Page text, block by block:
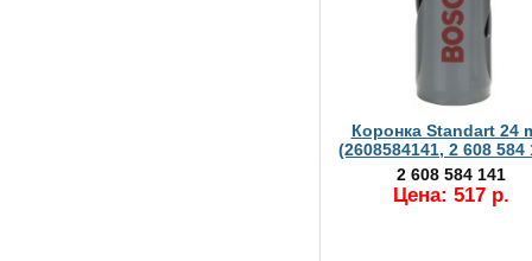
Коронка Standart 24
(2608584141, 2 608 584
2 608 584 141
Цена: 517 р.